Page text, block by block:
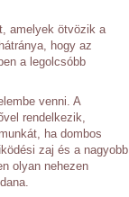
amelyek ötvözik a
hogy az
a legolcsóbb
venni. A
rendelkezik,
ha dombos
zaj és a nagyobb
olyan nehezen